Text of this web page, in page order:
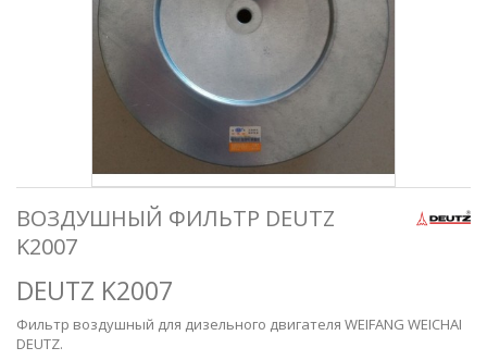
ВОЗДУШНЫЙ ФИЛЬТР DEUTZ
K2007
DEUTZ K2007
Фильтр воздушный для дизельного двигателя WEIFANG WEICHAI
DEUTZ.